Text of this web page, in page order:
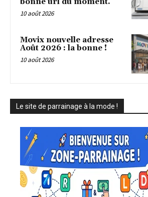
bonne url du moment.
10 août 2026
Movix nouvelle adresse
Août 2026 : la bonne !
10 août 2026
Le site de parrainage à la mode !